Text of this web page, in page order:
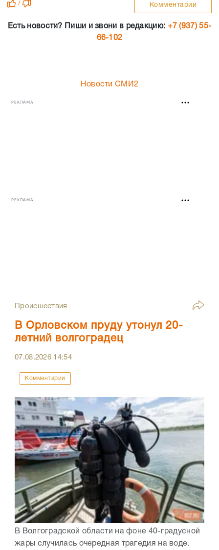
/ Комментарии
Есть новости? Пиши и звони в редакцию: +7 (937) 55-
66-102
Новости СМИ2
РЕКЛАМА
РЕКЛАМА
Происшествия
В Орловском пруду утонул 20-
летний волгоградец
07.08.2026 14:54
Комментарии
В Волгоградской области на фоне 40-градусной
жары случилась очередная трагедия на воде.